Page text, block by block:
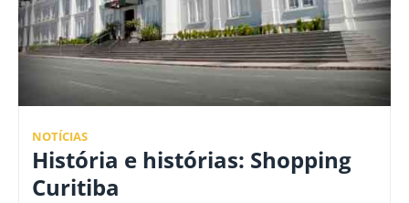
NOTÍCIAS
História e histórias: Shopping
Curitiba